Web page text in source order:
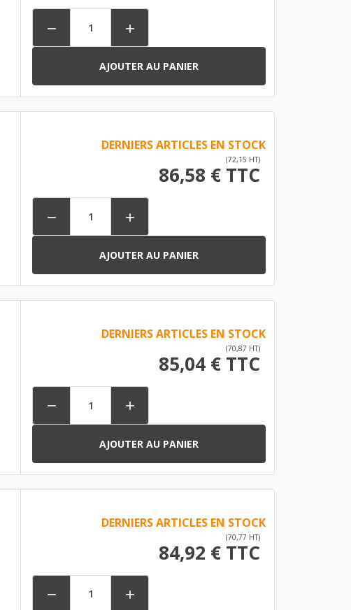
 
AJOUTER AU PANIER
DERNIERS ARTICLES EN STOCK
(72,15 HT)
86,58 € TTC
 
AJOUTER AU PANIER
DERNIERS ARTICLES EN STOCK
(70,87 HT)
85,04 € TTC
 
AJOUTER AU PANIER
DERNIERS ARTICLES EN STOCK
(70,77 HT)
84,92 € TTC
 